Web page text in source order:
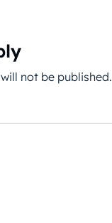
not be published.